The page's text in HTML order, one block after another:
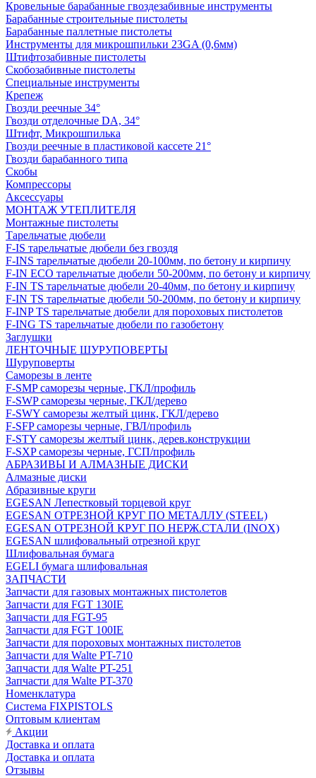
Кровельные барабанные гвоздезабивные инструменты
Барабанные строительные пистолеты
Барабанные паллетные пистолеты
Инструменты для микрошпильки 23GA (0,6мм)
Штифтозабивные пистолеты
Скобозабивные пистолеты
Специальные инструменты
Крепеж
Гвозди реечные 34°
Гвозди отделочные DA, 34°
Штифт, Микрошпилька
Гвозди реечные в пластиковой кассете 21°
Гвозди барабанного типа
Скобы
Компрессоры
Аксессуары
МОНТАЖ УТЕПЛИТЕЛЯ
Монтажные пистолеты
Тарельчатые дюбели
F-IS тарельчатые дюбели без гвоздя
F-INS тарельчатые дюбели 20-100мм, по бетону и кирпичу
F-IN ECO тарельчатые дюбели 50-200мм, по бетону и кирпичу
F-IN TS тарельчатые дюбели 20-40мм, по бетону и кирпичу
F-IN TS тарельчатые дюбели 50-200мм, по бетону и кирпичу
F-INP TS тарельчатые дюбели для пороховых пистолетов
F-ING TS тарельчатые дюбели по газобетону
Заглушки
ЛЕНТОЧНЫЕ ШУРУПОВЕРТЫ
Шуруповерты
Саморезы в ленте
F-SMP саморезы черные, ГКЛ/профиль
F-SWP саморезы черные, ГКЛ/дерево
F-SWY саморезы желтый цинк, ГКЛ/дерево
F-SFP саморезы черные, ГВЛ/профиль
F-STY саморезы желтый цинк, дерев.конструкции
F-SXP саморезы черные, ГСП/профиль
АБРАЗИВЫ И АЛМАЗНЫЕ ДИСКИ
Алмазные диски
Абразивные круги
EGESAN Лепестковый торцевой круг
EGESAN ОТРЕЗНОЙ КРУГ ПО МЕТАЛЛУ (STEEL)
EGESAN ОТРЕЗНОЙ КРУГ ПО НЕРЖ.СТАЛИ (INOX)
EGESAN шлифовальный отрезной круг
Шлифовальная бумага
EGELI бумага шлифовальная
ЗАПЧАСТИ
Запчасти для газовых монтажных пистолетов
Запчасти для FGT 130IE
Запчасти для FGT-95
Запчасти для FGT 100IE
Запчасти для пороховых монтажных пистолетов
Запчасти для Walte PT-710
Запчасти для Walte PT-251
Запчасти для Walte PT-370
Номенклатура
Система FIXPISTOLS
Оптовым клиентам
Акции
Доставка и оплата
Доставка и оплата
Отзывы